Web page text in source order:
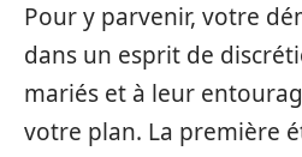
Pour y parvenir, votre
dans un esprit de
mariés et à leur
votre plan. La première